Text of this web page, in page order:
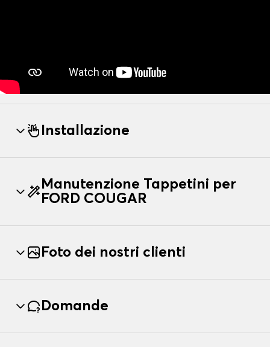
Installazione
Manutenzione Tappetini per
FORD COUGAR
Foto dei nostri clienti
Domande